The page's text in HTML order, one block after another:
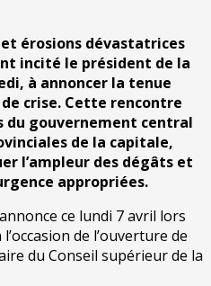
érosions dévastatrices
incité le président de la
à annoncer la tenue
crise. Cette rencontre
du gouvernement central
de la capitale,
l’ampleur des dégâts et
appropriées.​
ce lundi 7 avril lors
de l’ouverture de
du Conseil supérieur de la